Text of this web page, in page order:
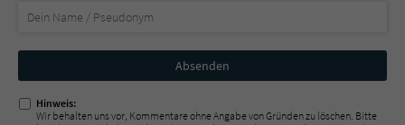
Nicht
ausfüllen!
Hinweis:
Wir behalten uns vor, Kommentare ohne Angabe von Gründen zu löschen. Bitte